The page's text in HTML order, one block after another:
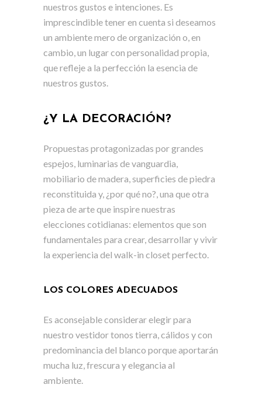
nuestros gustos e intenciones. Es
imprescindible tener en cuenta si deseamos
un ambiente mero de organización o, en
cambio, un lugar con personalidad propia,
que refleje a la perfección la esencia de
nuestros gustos.
¿Y LA DECORACIÓN?
Propuestas protagonizadas por grandes
espejos, luminarias de vanguardia,
mobiliario de madera, superficies de piedra
reconstituida y, ¿por qué no?, una que otra
pieza de arte que inspire nuestras
elecciones cotidianas: elementos que son
fundamentales para crear, desarrollar y vivir
la experiencia del walk-in closet perfecto.
LOS COLORES ADECUADOS
Es aconsejable considerar elegir para
nuestro vestidor tonos tierra, cálidos y con
predominancia del blanco porque aportarán
mucha luz, frescura y elegancia al
ambiente.